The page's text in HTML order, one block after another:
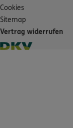
Cookies
Sitemap
Vertrag widerrufen